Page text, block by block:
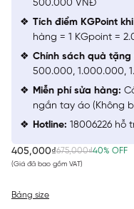
405,000₫675,000₫40% OFF
(Giá đã bao gồm VAT)
Bảng size
500.000 VNĐ
Tích điểm KGPoint
hàng = 1 KGpoint =
Chính sách quà tặng
500.000, 1.000.000,
Miễn phí sửa hàng:
ngắn tay áo (Không
Hotline: 18006226 hỗ